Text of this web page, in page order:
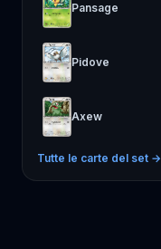
Pansage
Pidove
Axew
Tutte le carte del set →